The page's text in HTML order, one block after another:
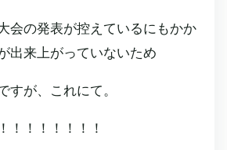
会の発表が控えているにもかか
出来上がっていないため
すが、これにて。
！！！！！！！